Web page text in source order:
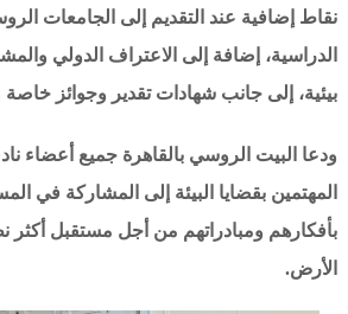
نقاط إضافية عند التقديم إلى الجامعات
الدراسية، إضافة إلى الاعتراف الدولي
بيئية، إلى جانب شهادات تقدير وجوائز
ودعا البيت الروسي بالقاهرة جميع أعضاء
المهتمين بقضايا البيئة إلى المشاركة في
بأفكارهم ومبادراتهم من أجل مستقبل أكثر
الأرض.